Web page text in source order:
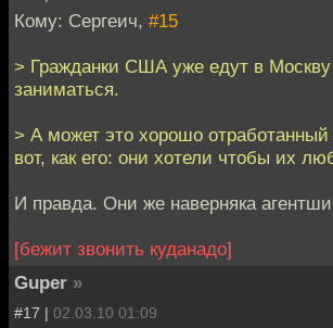
Кому: Сергеич, #15
> Гражданки США уже едут в Москву
заниматься.
> А может это хорошо
вот, как его: они хотели чтобы их
И правда. Они же наверняка
[бежит звонить куданадо]
Guper »
#17 | 02.03.10 01:09